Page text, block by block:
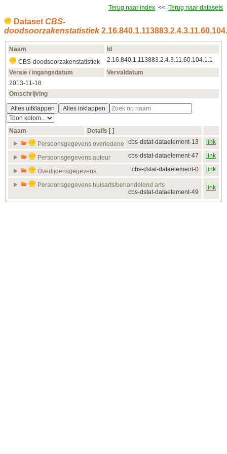
Terug naar index << Terug naar datasets
Dataset CBS-
doodsoorzakenstatistiek
Naam
Id
CBS-doodsoorzakenstatistiek
2.16.840.1.113883.2.4.3.11.60.104.1.1
Versie / ingangsdatum
Vervaldatum
2013‑11‑18
Omschrijving
Alles uitklappen Alles inklappen
Naam Details [‑]
Persoonsgegevens overledene
cbs-dstat-dataelement-13 link
Persoonsgegevens auteur cbs-dstat-dataelement-47 link
Overlijdensgegevens cbs-dstat-dataelement-0 link
Persoonsgegevens huisarts/behandelend arts
cbs-dstat-dataelement-49
link